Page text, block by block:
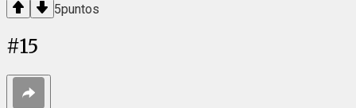
5puntos
#15